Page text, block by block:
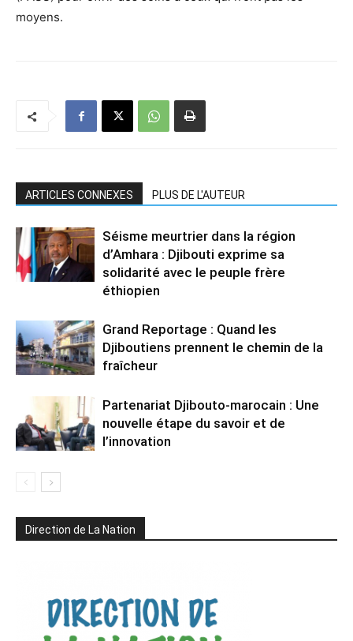
moyens.
ARTICLES CONNEXES PLUS DE L'AUTEUR
Séisme meurtrier dans la région
d’Amhara : Djibouti exprime sa
solidarité avec le peuple frère
éthiopien
Grand Reportage : Quand les
Djiboutiens prennent le chemin de la
fraîcheur
Partenariat Djibouto-marocain : Une
nouvelle étape du savoir et de
l’innovation
Direction de La Nation